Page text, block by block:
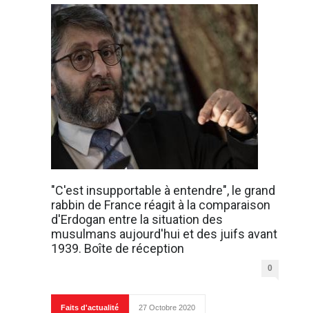
"C'est insupportable à entendre", le grand
rabbin de France réagit à la comparaison
d'Erdogan entre la situation des
musulmans aujourd'hui et des juifs avant
1939. Boîte de réception
0
Faits d'actualité 27 Octobre 2020